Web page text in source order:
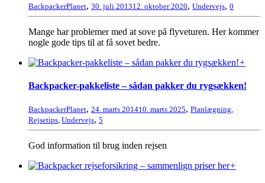
BackpackerPlanet, 30. juli 201312. oktober 2020, Undervejs, 0
Mange har problemer med at sove på flyveturen. Her kommer
nogle gode tips til at få sovet bedre.
+
Backpacker-pakkeliste – sådan pakker du rygsækken!
BackpackerPlanet, 24. marts 201410. marts 2025, Planlægning,
Rejsetips, Undervejs, 5
God information til brug inden rejsen
+